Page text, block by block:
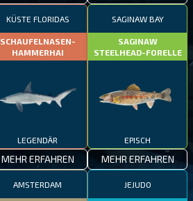
KÜSTE FLORIDAS
SCHAUFELNASEN-
HAMMERHAI
LEGENDÄR
MEHR ERFAHREN
SAGINAW BAY
SAGINAW
STEELHEAD-FORELLE
EPISCH
MEHR ERFAHREN
AMSTERDAM JEJUDO